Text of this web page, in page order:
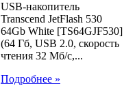
USB-накопитель
Transcend JetFlash 530
64Gb White [TS64GJF530]
(64 Гб, USB 2.0, скорость
чтения 32 Мб/с,...
Подробнее »